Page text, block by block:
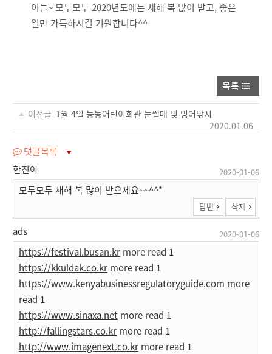
이들~ 모두모두 2020년도에는 새해 복 많이 받고, 좋은
일만 가득하시길 기원합니다^^
목록
이전글 1월 4일 능동어린이회관 눈썰매 및 빙어낚시
2020.01.06
댓글목록
한진아
2020-01-06
모두모두 새해 복 많이 받으세요~~^^*
답변 삭제
ads 2020-01-06
https://festival.busan.kr more read 1
https://kkuldak.co.kr more read 1
https://www.kenyabusinessregulatoryguide.com more
read 1
https://www.sinaxa.net more read 1
http://fallingstars.co.kr more read 1
http://www.imagenext.co.kr more read 1